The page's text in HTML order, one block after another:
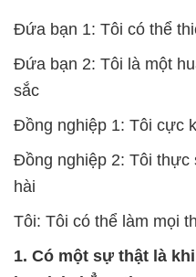
Đứa bạn 1: Tôi có thể
Đứa bạn 2: Tôi là một
sắc
Đồng nghiệp 1: Tôi cực
Đồng nghiệp 2: Tôi thực
hài
Tôi: Tôi có thể làm mọi
1. Có một sự thật là